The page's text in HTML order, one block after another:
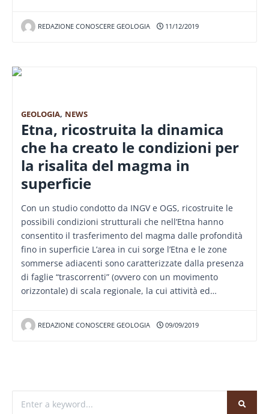
REDAZIONE CONOSCERE GEOLOGIA 11/12/2019
GEOLOGIA, NEWS
Etna, ricostruita la dinamica
che ha creato le condizioni per
la risalita del magma in
superficie
Con un studio condotto da INGV e OGS, ricostruite le
possibili condizioni strutturali che nell’Etna hanno
consentito il trasferimento del magma dalle profondità
fino in superficie L’area in cui sorge l’Etna e le zone
sommerse adiacenti sono caratterizzate dalla presenza
di faglie “trascorrenti” (ovvero con un movimento
orizzontale) di scala regionale, la cui attività ed…
REDAZIONE CONOSCERE GEOLOGIA 09/09/2019